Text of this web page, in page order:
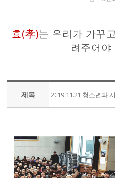
효(孝)는 우리가 가꾸
려주어야
제목 2019.11.21 청소년과